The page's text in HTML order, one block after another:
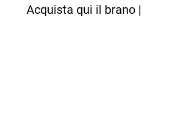
Acquista qui il brano |